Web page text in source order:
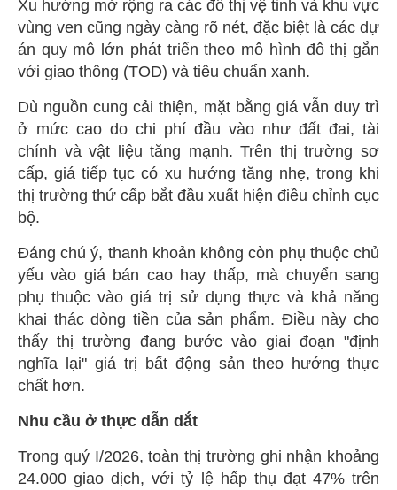
Xu hướng mở rộng ra các đô thị vệ tinh và khu vực
vùng ven cũng ngày càng rõ nét, đặc biệt là các dự
án quy mô lớn phát triển theo mô hình đô thị gắn
với giao thông (TOD) và tiêu chuẩn xanh.
Dù nguồn cung cải thiện, mặt bằng giá vẫn duy trì
ở mức cao do chi phí đầu vào như đất đai, tài
chính và vật liệu tăng mạnh. Trên thị trường sơ
cấp, giá tiếp tục có xu hướng tăng nhẹ, trong khi
thị trường thứ cấp bắt đầu xuất hiện điều chỉnh cục
bộ.
Đáng chú ý, thanh khoản không còn phụ thuộc chủ
yếu vào giá bán cao hay thấp, mà chuyển sang
phụ thuộc vào giá trị sử dụng thực và khả năng
khai thác dòng tiền của sản phẩm. Điều này cho
thấy thị trường đang bước vào giai đoạn "định
nghĩa lại" giá trị bất động sản theo hướng thực
chất hơn.
Nhu cầu ở thực dẫn dắt
Trong quý I/2026, toàn thị trường ghi nhận khoảng
24.000 giao dịch, với tỷ lệ hấp thụ đạt 47% trên